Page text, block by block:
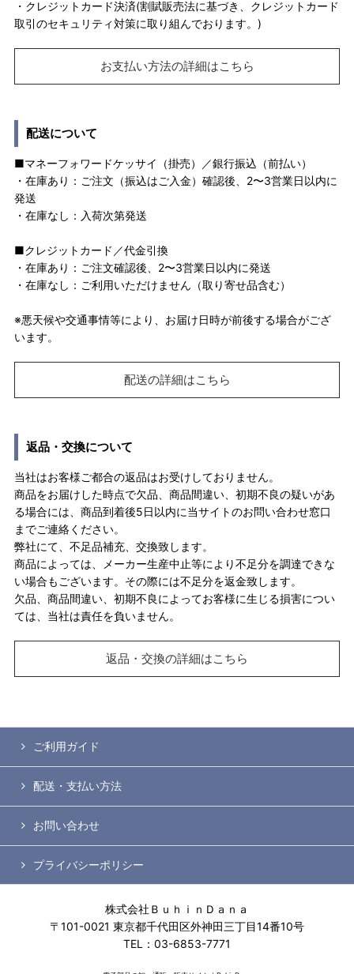
・クレジットカード決済(割賦販売法に基づき、クレジットカード
取引のセキュリティ対策に取り組んでおります。)
お支払い方法の詳細はこちら
配送について
■マネーフォワードケッサイ（掛売）／銀行振込（前払い）
・在庫あり：ご注文（振込はご入金）確認後、2〜3営業日以内に
発送
・在庫なし：入荷次第発送
■クレジットカード／代金引換
・在庫あり：ご注文確認後、2〜3営業日以内に発送
・在庫なし：ご利用いただけません（取り寄せ品含む）
※悪天候や交通事情等により、お届け日時が前後する場合がござ
います。
配送の詳細はこちら
返品・交換について
当社はお客様ご都合の返品はお受けしておりません。
商品をお届けした時点で欠品、商品間違い、初期不良の疑いがあ
る場合には、商品到着後5日以内に当サイトのお問い合わせ窓口
までご連絡ください。
弊社にて、不足品補充、交換致します。
商品によっては、メーカー生産中止等により不足分を調達できな
い場合もございます。その際には不足分を返金致します。
欠品、商品間違い、初期不良によってお客様に生じる損害につい
ては、当社は責任を負いません。
返品・交換の詳細はこちら
ご利用ガイド
配送・支払い方法
お問い合わせ
プライバシーポリシー
株式会社ＢｕｈｉｎＤａｎａ
〒101-0021 東京都千代田区外神田三丁目14番10号
TEL：03-6853-7771